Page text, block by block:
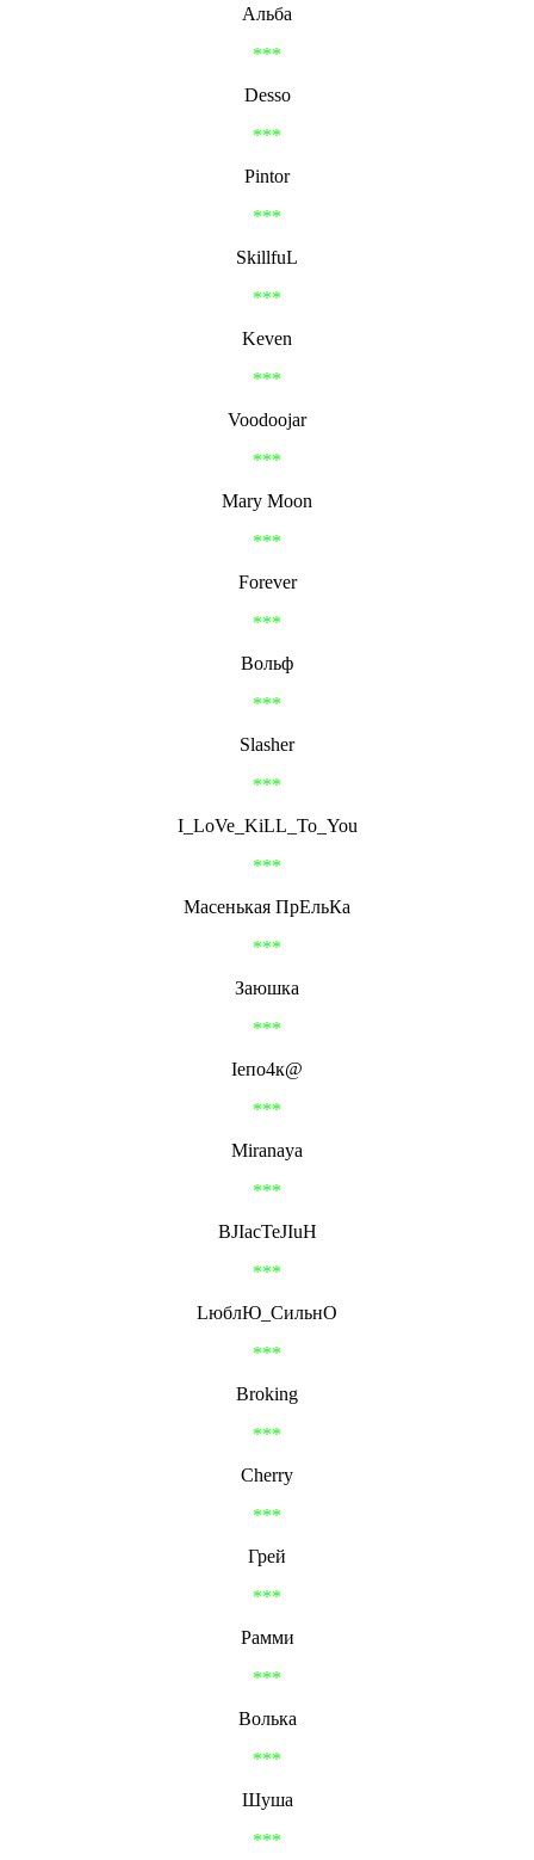
Альба
***
Desso
***
Pintor
***
SkillfuL
***
Keven
***
Voodoojar
***
Mary Moon
***
Forever
***
Вольф
***
Slasher
***
I_LoVe_KiLL_To_You
***
Масенькая ПрЕльКа
***
Заюшка
***
Iепо4к@
***
Miranaya
***
BJIacTeJIuH
***
LюблЮ_СильнО
***
Broking
***
Cherry
***
Грей
***
Рамми
***
Волька
***
Шуша
***